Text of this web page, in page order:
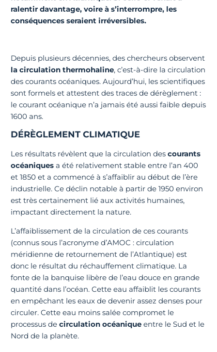
ralentir davantage, voire à s’interrompre, les
conséquences seraient irréversibles.
Depuis plusieurs décennies, des chercheurs observent
la circulation thermohaline, c’est-à-dire la circulation
des courants océaniques. Aujourd’hui, les scientifiques
sont formels et attestent des traces de dérèglement :
le courant océanique n’a jamais été aussi faible depuis
1600 ans.
DÉRÈGLEMENT CLIMATIQUE
Les résultats révèlent que la circulation descourants
océaniques a été relativement stable entre l’an 400
et 1850 et a commencé à s’affaiblir au début de l’ère
industrielle. Ce déclin notable à partir de 1950 environ
est très certainement lié aux activités humaines,
impactant directement la nature.
L’affaiblissement de la circulation de ces courants
(connus sous l’acronyme d’AMOC : circulation
méridienne de retournement de l’Atlantique) est
donc le résultat du réchauffement climatique. La
fonte de la banquise libère de l’eau douce en grande
quantité dans l’océan. Cette eau affaiblit les courants
en empêchant les eaux de devenir assez denses pour
circuler. Cette eau moins salée compromet le
processus decirculation océanique entre le Sud et le
Nord de la planète.